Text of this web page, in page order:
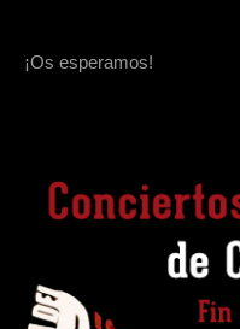
¡Os esperamos!